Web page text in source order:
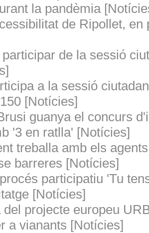
la pandèmia
de Ripollet, en
de la sessió
a la sessió
[Notícies]
guanya el concurs
'3 en ratlla' [Notícies]
treballa amb els
barreres [Notícies]
participatiu 'Tu
[Notícies]
del projecte europeu
a vianants [Notícies]